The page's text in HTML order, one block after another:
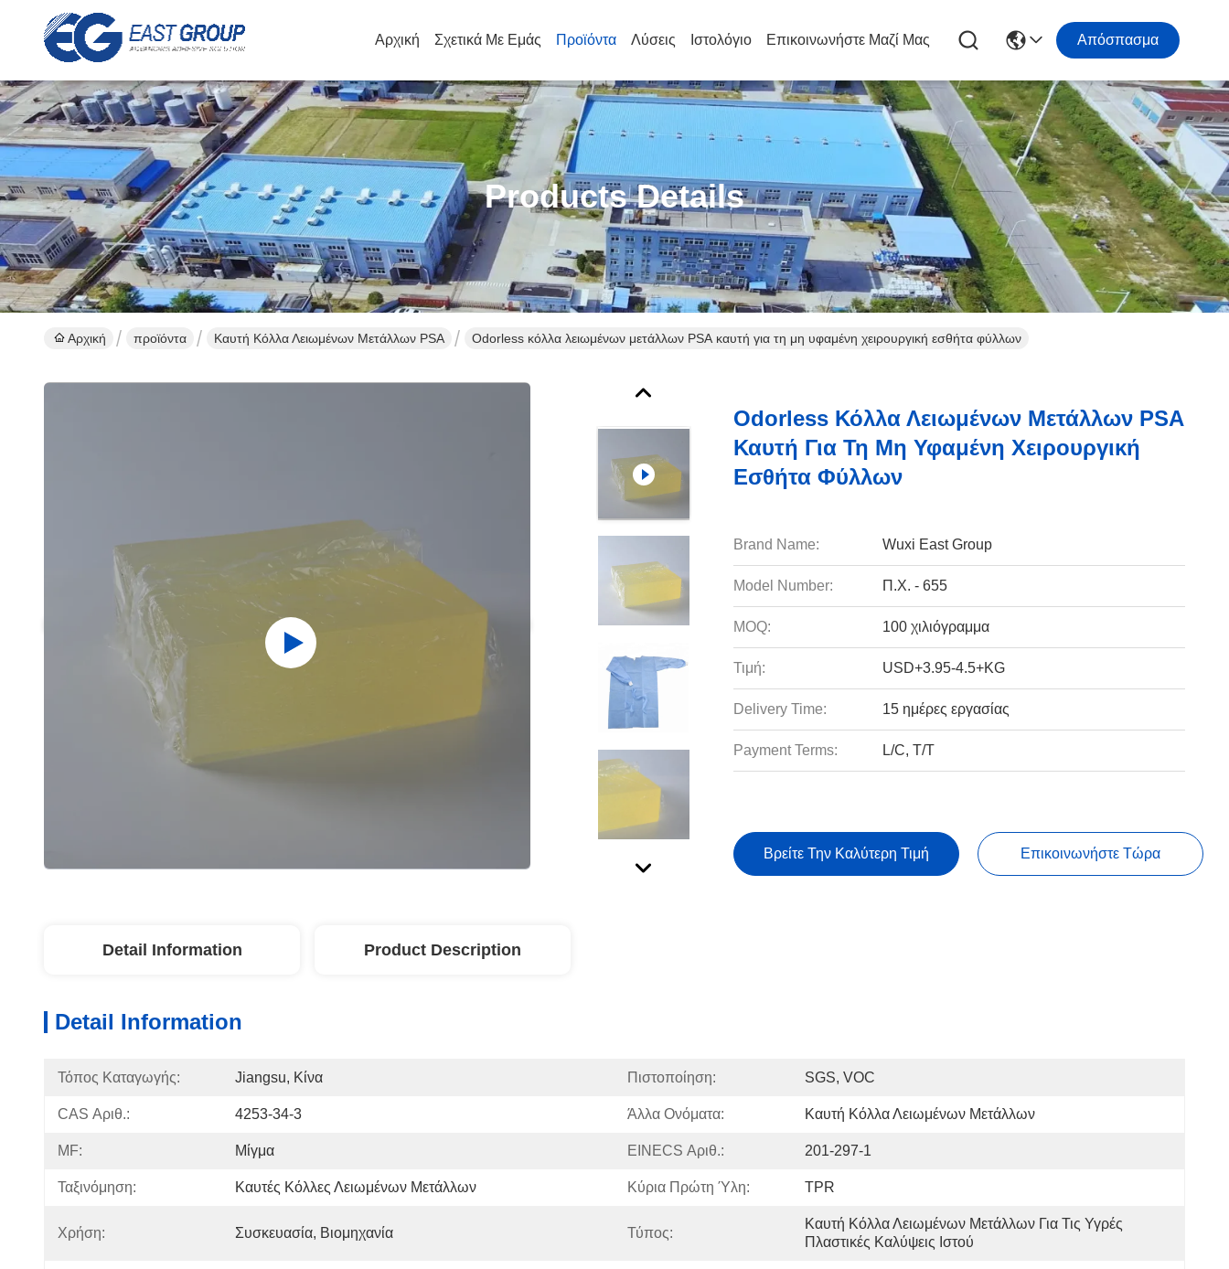
Αρχική Σχετικά Με Εμάς Προϊόντα Λύσεις Ιστολόγιο Επικοινωνήστε Μαζί Μας Απόσπασμα
Products Details
Αρχική προϊόντα Καυτή Κόλλα Λειωμένων Μετάλλων PSA Odorless κόλλα λειωμένων μετάλλων PSA καυτή για τη μη υφαμένη χειρουργική εσθήτα φύλλων
Odorless Κόλλα Λειωμένων Μετάλλων PSA
Καυτή Για Τη Μη Υφαμένη Χειρουργική
Εσθήτα Φύλλων
Brand Name: Wuxi East Group
Model Number: Π.Χ. - 655
MOQ: 100 χιλιόγραμμα
Τιμή: USD+3.95-4.5+KG
Delivery Time: 15 ημέρες εργασίας
Payment Terms: L/C, T/T
Βρείτε Την Καλύτερη Τιμή Επικοινωνήστε Τώρα
Detail Information Product Description
Detail Information
Τόπος Καταγωγής: Jiangsu, Κίνα Πιστοποίηση: SGS, VOC
CAS Αριθ.: 4253-34-3 Άλλα Ονόματα: Καυτή Κόλλα Λειωμένων Μετάλλων
MF: Μίγμα EINECS Αριθ.: 201-297-1
Ταξινόμηση: Καυτές Κόλλες Λειωμένων Μετάλλων Κύρια Πρώτη Ύλη: TPR
Χρήση: Συσκευασία, Βιομηχανία Τύπος:
Καυτή Κόλλα Λειωμένων Μετάλλων Για Τις Υγρές
Πλαστικές Καλύψεις Ιστού